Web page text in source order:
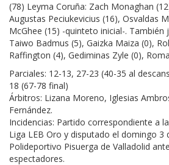
(78) Leyma Coruña: Zach Monaghan
Augustas Peciukevicius (16), Osvaldas
McGhee (15) -quinteto inicial-. También
Taiwo Badmus (5), Gaizka Maiza (0),
Raffington (4), Gediminas Zyle (0),
Parciales: 12-13, 27-23 (40-35 al
18 (67-78 final)
Árbitros: Lizana Moreno, Iglesias
Fernández.
Incidencias: Partido correspondiente a
Liga LEB Oro y disputado el domingo 3
Polideportivo Pisuerga de Valladolid
espectadores.